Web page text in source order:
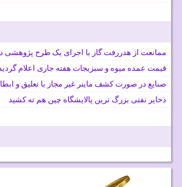
ممانعت از هدررفت گاز با اجرای یک طرح پژوهشی
قیمت عمده میوه و سبزیجات هفته جاری اعلام
صنایع در صورت کشف ماینر غیر مجاز با تعلیق و
ذخایر نفتی بزرگ ترین پالایشگاه چین هم ته کشید